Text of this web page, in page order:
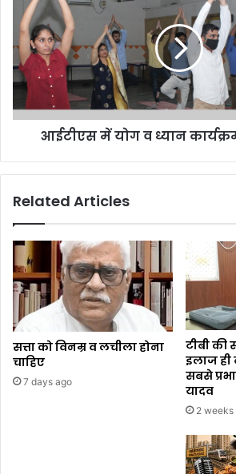
आईटीएस में योग व ध्यान
Related Articles
सत्ता को विनम्र व लचीला होना
चाहिए
7 days ago
टीबी की
इलाज ही
सबसे
यादव
2 weeks